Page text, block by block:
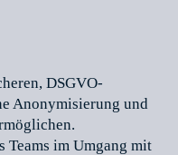
DSGVO-
Anonymisierung und
Teams im Umgang mit